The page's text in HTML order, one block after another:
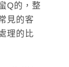
Q的，整
見的客
理的比